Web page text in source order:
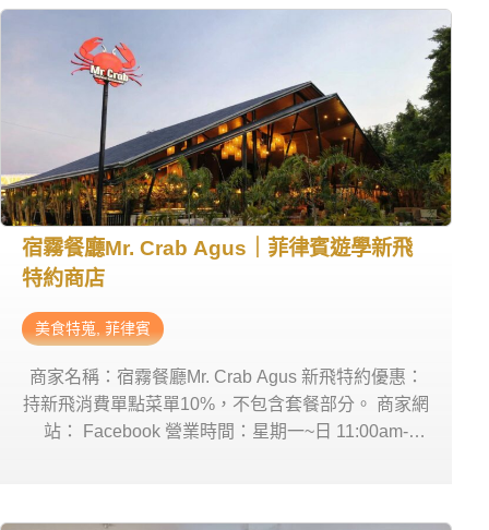
宿霧餐廳Mr. Crab Agus｜菲律賓遊學新飛
特約商店
美食特蒐, 菲律賓
商家名稱：宿霧餐廳Mr. Crab Agus 新飛特約優惠：
持新飛消費單點菜單10%，不包含套餐部分。 商家網
站： Facebook 營業時間：星期一~日 11:00am-